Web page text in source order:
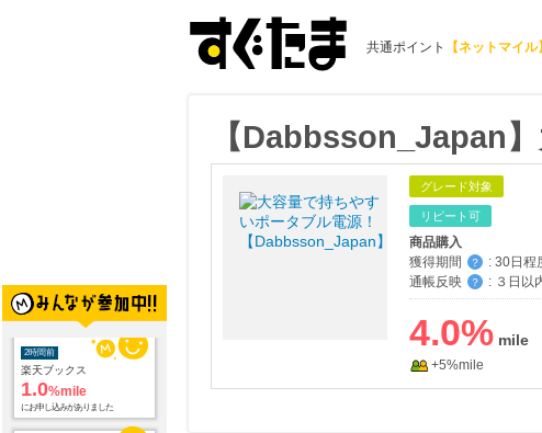
共通ポイント 【ネットマイル】
楽天ブックス
1.0%mile
8時間前
800mile
にお申し込みがありました
【Dabbsson_Japan
グレード対象
リピート可
商品購入
獲得期間
？ : 30日程
通帳反映
？ : ３日以
4.0%
+5%mile